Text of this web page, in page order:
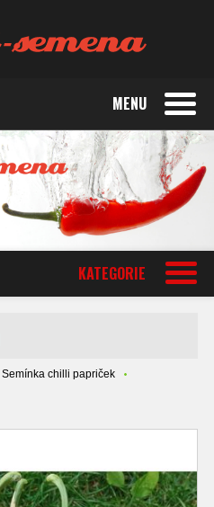
MENU
KATEGORIE
Semínka chilli papriček